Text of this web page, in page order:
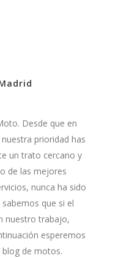
Desde que en
nuestra prioridad has
un trato cercano y
de las mejores
nunca ha sido
que si el
nuestro trabajo,
esperemos
de motos.